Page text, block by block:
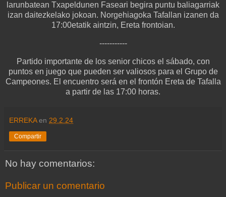
larunbatean Txapeldunen Faseari begira puntu baliagarriak
izan daitezkelako jokoan. Norgehiagoka Tafallan izanen da
17:00etatik aintzin, Ereta frontoian.
-----------
Partido importante de los senior chicos el sábado, con
puntos en juego que pueden ser valiosos para el Grupo de
Campeones. El encuentro será en el frontón Ereta de Tafalla
a partir de las 17:00 horas.
ERREKA en 29.2.24
Compartir
No hay comentarios:
Publicar un comentario